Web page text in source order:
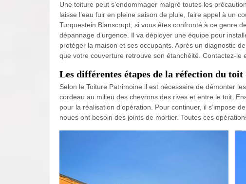
Une toiture peut s’endommager malgré toutes les
laisse l’eau fuir en pleine saison de pluie, faire appel à un
Turquestein Blanscrupt, si vous êtes confronté à ce genre
dépannage d’urgence. Il va déployer une équipe pour
protéger la maison et ses occupants. Après un diagnostic
que votre couverture retrouve son étanchéité. Contactez-le
Les différentes étapes de la réfection du
Selon le Toiture Patrimoine il est nécessaire de démonter
cordeau au milieu des chevrons des rives et entre le toit.
pour la réalisation d’opération. Pour continuer, il s’impose
noues ont besoin des joints de mortier. Toutes ces